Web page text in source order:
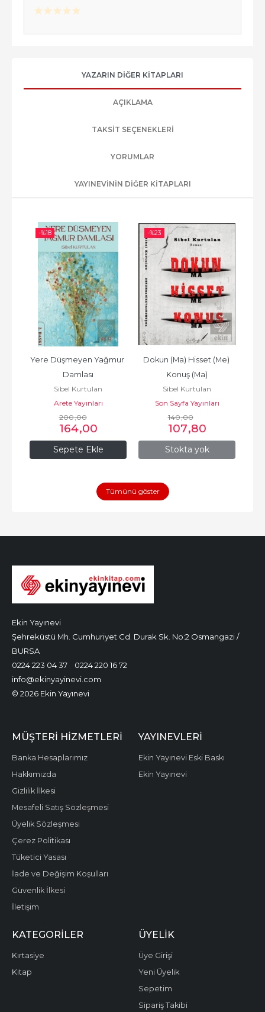
YAZARIN DIĞER KITAPLARI
AÇIKLAMA
TAKSIT SEÇENEKLERI
YORUMLAR
YAYINEVININ DIĞER KITAPLARI
-%18
Sepete Ekle
Yere Düşmeyen Yağmur
Damlası
Sibel Kurtulan
Arete Yayınları
200,00
164,00
-%23
Stokta yok
Dokun (Ma) Hisset (Me)
Konuş (Ma)
Sibel Kurtulan
Son Sayfa Yayınları
140,00
107,80
Tümünü göster
Ekin Yayınevi
Şehreküstü Mh. Cumhuriyet Cd. Durak Sk. No:2 Osmangazi /
BURSA
0224 223 04 37
0224 220 16 72
info@ekinyayinevi.com
© 2026 Ekin Yayınevi
MÜŞTERI HIZMETLERI
Banka Hesaplarımız
Hakkımızda
Gizlilik İlkesi
Mesafeli Satış Sözleşmesi
Üyelik Sözleşmesi
Çerez Politikası
Tüketici Yasası
İade ve Değişim Koşulları
Güvenlik İlkesi
İletişim
YAYINEVLERI
Ekin Yayınevi Eski Baskı
Ekin Yayınevi
KATEGORILER
Kırtasiye
Kitap
ÜYELIK
Üye Girişi
Yeni Üyelik
Sepetim
Sipariş Takibi